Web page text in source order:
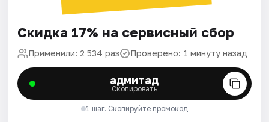
Скидка 17% на сервисный сбор
Применили: 2 534 раз Проверено: 1 минуту назад
адмитад
Скопировать
1 шаг. Скопируйте промокод